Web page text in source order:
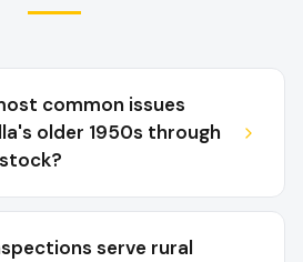
common issues
older 1950s through
serve rural